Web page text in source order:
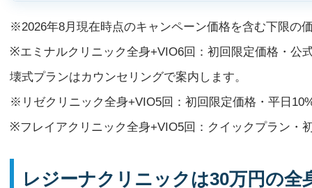
※2026年8月現在時点のキャンペーン価格を含む下限の
※エミナルクリニック全身+VIO6回：初回限定価格・公
壊式プランはカウンセリングで案内します。
※リゼクリニック全身+VIO5回：初回限定価格・平日
※フレイアクリニック全身+VIO5回：クイックプラン・
レジーナクリニックは30万円の全